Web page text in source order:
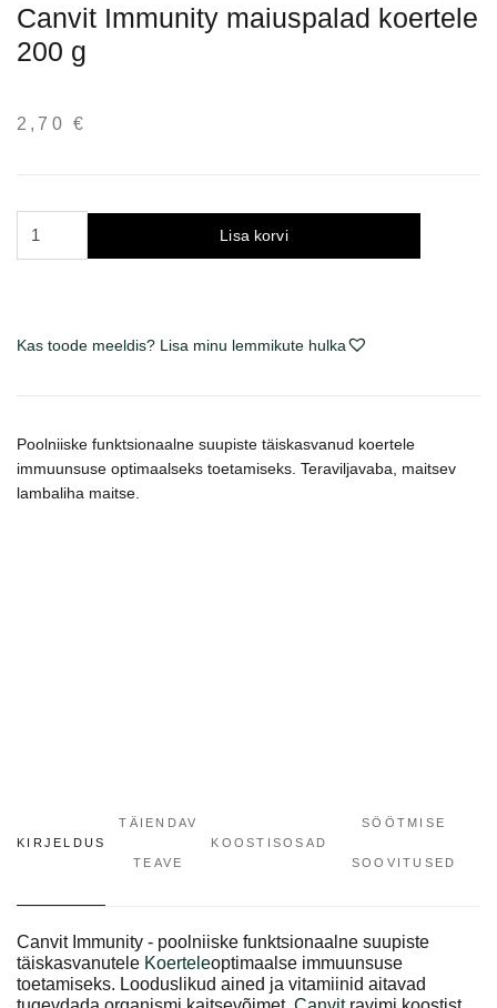
Canvit Immunity maiuspalad koertele
200 g
2,70 €
g
Lisa korvi
Kas toode meeldis? Lisa minu lemmikute hulka
Poolniiske funktsionaalne suupiste täiskasvanud koertele
immuunsuse optimaalseks toetamiseks. Teraviljavaba, maitsev
lambaliha maitse.
KIRJELDUS
TÄIENDAV
TEAVE
KOOSTISOSAD
SÖÖTMISE
SOOVITUSED
Canvit Immunity - poolniiske funktsionaalne suupiste
täiskasvanutele Koerteleoptimaalse immuunsuse
toetamiseks. Looduslikud ained ja vitamiinid aitavad